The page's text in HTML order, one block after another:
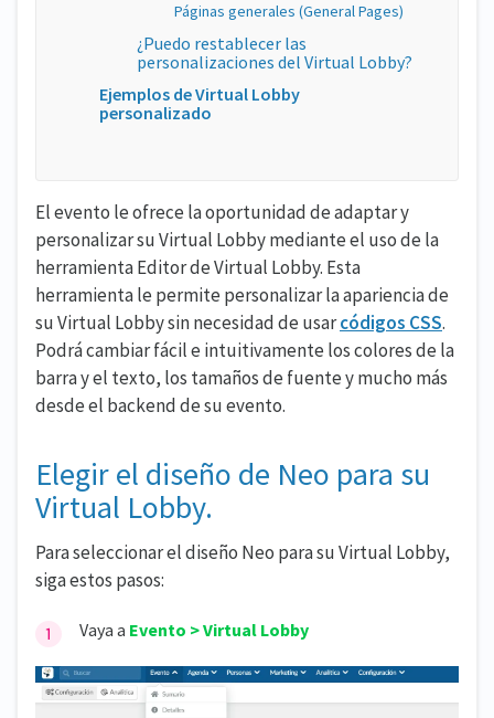
Páginas generales (General Pages)
¿Puedo restablecer las
personalizaciones del Virtual Lobby?
Ejemplos de Virtual Lobby
personalizado
El evento le ofrece la oportunidad de adaptar y
personalizar su Virtual Lobby mediante el uso de la
herramienta Editor de Virtual Lobby. Esta
herramienta le permite personalizar la apariencia de
su Virtual Lobby sin necesidad de usarcódigos CSS.
Podrá cambiar fácil e intuitivamente los colores de la
barra y el texto, los tamaños de fuente y mucho más
desde el backend de su evento.
Elegir el diseño de Neo para su
Virtual Lobby.
Para seleccionar el diseño Neo para su Virtual Lobby,
siga estos pasos:
Vaya a Evento > Virtual Lobby